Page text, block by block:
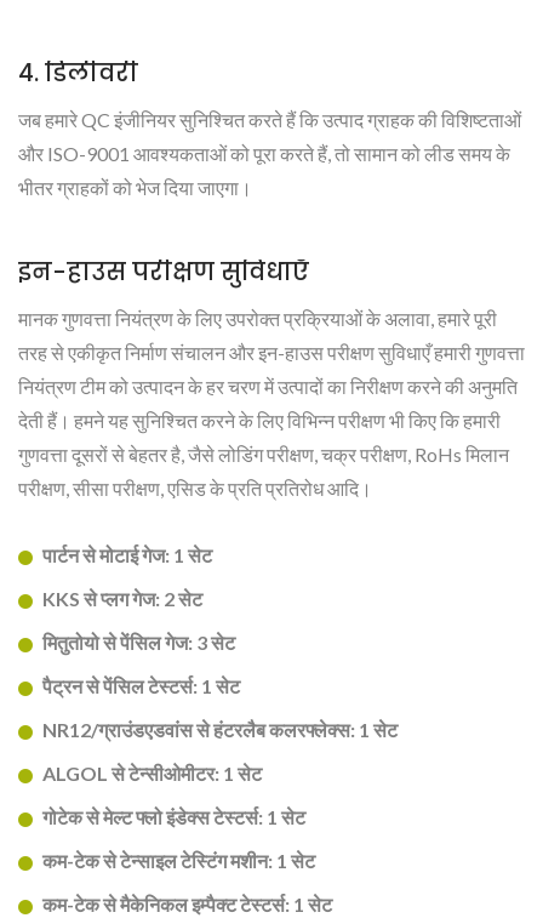
4. डिलीवरी
जब हमारे QC इंजीनियर सुनिश्चित करते हैं कि उत्पाद ग्राहक की विशिष्टताओं
और ISO-9001 आवश्यकताओं को पूरा करते हैं, तो सामान को लीड समय के
भीतर ग्राहकों को भेज दिया जाएगा।
इन-हाउस परीक्षण सुविधाएँ
मानक गुणवत्ता नियंत्रण के लिए उपरोक्त प्रक्रियाओं के अलावा, हमारे पूरी
तरह से एकीकृत निर्माण संचालन और इन-हाउस परीक्षण सुविधाएँ हमारी गुणवत्ता
नियंत्रण टीम को उत्पादन के हर चरण में उत्पादों का निरीक्षण करने की अनुमति
देती हैं। हमने यह सुनिश्चित करने के लिए विभिन्न परीक्षण भी किए कि हमारी
गुणवत्ता दूसरों से बेहतर है, जैसे लोडिंग परीक्षण, चक्र परीक्षण, RoHs मिलान
परीक्षण, सीसा परीक्षण, एसिड के प्रति प्रतिरोध आदि।
पार्टन से मोटाई गेज: 1 सेट
KKS से प्लग गेज: 2 सेट
मितुतोयो से पेंसिल गेज: 3 सेट
पैट्रन से पेंसिल टेस्टर्स: 1 सेट
NR12/ग्राउंडएडवांस से हंटरलैब कलरफ्लेक्स: 1 सेट
ALGOL से टेन्सीओमीटर: 1 सेट
गोटेक से मेल्ट फ्लो इंडेक्स टेस्टर्स: 1 सेट
कम-टेक से टेन्साइल टेस्टिंग मशीन: 1 सेट
कम-टेक से मैकेनिकल इम्पैक्ट टेस्टर्स: 1 सेट